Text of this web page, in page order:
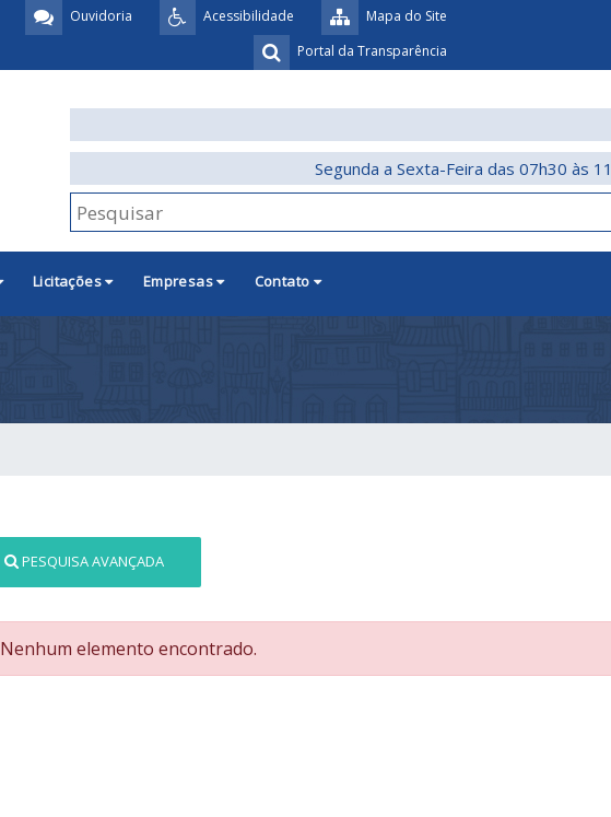
Mapa do Site
Acessibilidade
Ouvidoria
Portal da Transparência
Segunda a Sexta-Feira das 07h30 às
Licitações Empresas Contato
PESQUISA AVANÇADA
Nenhum elemento encontrado.